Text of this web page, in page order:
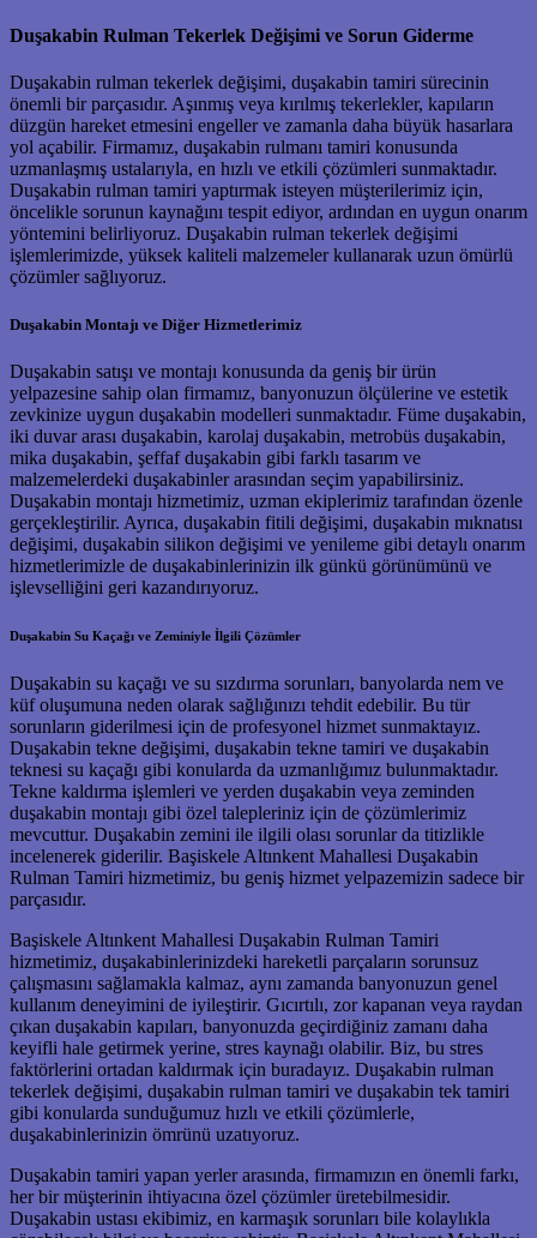
Duşakabin Rulman Tekerlek Değişimi ve Sorun Giderme
Duşakabin rulman tekerlek değişimi, duşakabin tamiri sürecinin
önemli bir parçasıdır. Aşınmış veya kırılmış tekerlekler, kapıların
düzgün hareket etmesini engeller ve zamanla daha büyük hasarlara
yol açabilir. Firmamız, duşakabin rulmanı tamiri konusunda
uzmanlaşmış ustalarıyla, en hızlı ve etkili çözümleri sunmaktadır.
Duşakabin rulman tamiri yaptırmak isteyen müşterilerimiz için,
öncelikle sorunun kaynağını tespit ediyor, ardından en uygun onarım
yöntemini belirliyoruz. Duşakabin rulman tekerlek değişimi
işlemlerimizde, yüksek kaliteli malzemeler kullanarak uzun ömürlü
çözümler sağlıyoruz.
Duşakabin Montajı ve Diğer Hizmetlerimiz
Duşakabin satışı ve montajı konusunda da geniş bir ürün
yelpazesine sahip olan firmamız, banyonuzun ölçülerine ve estetik
zevkinize uygun duşakabin modelleri sunmaktadır. Füme duşakabin,
iki duvar arası duşakabin, karolaj duşakabin, metrobüs duşakabin,
mika duşakabin, şeffaf duşakabin gibi farklı tasarım ve
malzemelerdeki duşakabinler arasından seçim yapabilirsiniz.
Duşakabin montajı hizmetimiz, uzman ekiplerimiz tarafından özenle
gerçekleştirilir. Ayrıca, duşakabin fitili değişimi, duşakabin mıknatısı
değişimi, duşakabin silikon değişimi ve yenileme gibi detaylı onarım
hizmetlerimizle de duşakabinlerinizin ilk günkü görünümünü ve
işlevselliğini geri kazandırıyoruz.
Duşakabin Su Kaçağı ve Zeminiyle İlgili Çözümler
Duşakabin su kaçağı ve su sızdırma sorunları, banyolarda nem ve
küf oluşumuna neden olarak sağlığınızı tehdit edebilir. Bu tür
sorunların giderilmesi için de profesyonel hizmet sunmaktayız.
Duşakabin tekne değişimi, duşakabin tekne tamiri ve duşakabin
teknesi su kaçağı gibi konularda da uzmanlığımız bulunmaktadır.
Tekne kaldırma işlemleri ve yerden duşakabin veya zeminden
duşakabin montajı gibi özel talepleriniz için de çözümlerimiz
mevcuttur. Duşakabin zemini ile ilgili olası sorunlar da titizlikle
incelenerek giderilir. Başiskele Altınkent Mahallesi Duşakabin
Rulman Tamiri hizmetimiz, bu geniş hizmet yelpazemizin sadece bir
parçasıdır.
Başiskele Altınkent Mahallesi Duşakabin Rulman Tamiri
hizmetimiz, duşakabinlerinizdeki hareketli parçaların sorunsuz
çalışmasını sağlamakla kalmaz, aynı zamanda banyonuzun genel
kullanım deneyimini de iyileştirir. Gıcırtılı, zor kapanan veya raydan
çıkan duşakabin kapıları, banyonuzda geçirdiğiniz zamanı daha
keyifli hale getirmek yerine, stres kaynağı olabilir. Biz, bu stres
faktörlerini ortadan kaldırmak için buradayız. Duşakabin rulman
tekerlek değişimi, duşakabin rulman tamiri ve duşakabin tek tamiri
gibi konularda sunduğumuz hızlı ve etkili çözümlerle,
duşakabinlerinizin ömrünü uzatıyoruz.
Duşakabin tamiri yapan yerler arasında, firmamızın en önemli farkı,
her bir müşterinin ihtiyacına özel çözümler üretebilmesidir.
Duşakabin ustası ekibimiz, en karmaşık sorunları bile kolaylıkla